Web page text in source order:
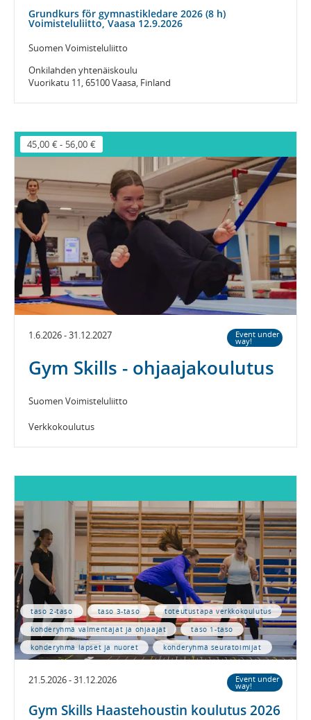
Grundkurs för gymnastikledare 2026 (8 h)
Voimisteluliitto, Vaasa 12.9.2026
Suomen Voimisteluliitto
Onkilahden yhtenäiskoulu
Vuorikatu 11, 65100 Vaasa, Finland
45,00 €- 56,00 €
1.6.2026 - 31.12.2027 Event under
way!
Gym Skills - ohjaajakoulutus
Suomen Voimisteluliitto
Verkkokoulutus
kohderyhmä lapset ja nuoret kohderyhmä seuratoimijat
kohderyhmä valmentajat ja ohjaajat taso 1-taso
taso 2-taso taso 3-taso toteutustapa verkkokoulutus
21.5.2026 - 31.12.2026 Event under
way!
Gym Skills Haastehoustin koulutus 2026